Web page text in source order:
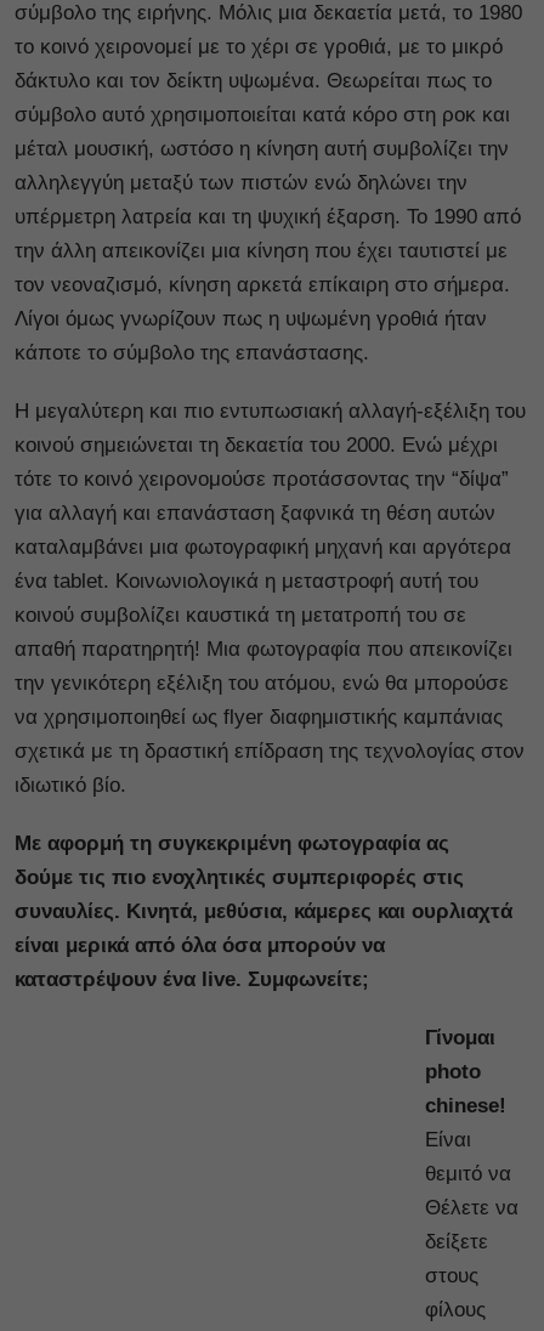
σύμβολο της ειρήνης. Μόλις μια δεκαετία μετά, το 1980
το κοινό χειρονομεί με το χέρι σε γροθιά, με το μικρό
δάκτυλο και τον δείκτη υψωμένα. Θεωρείται πως το
σύμβολο αυτό χρησιμοποιείται κατά κόρο στη ροκ και
μέταλ μουσική, ωστόσο η κίνηση αυτή συμβολίζει την
αλληλεγγύη μεταξύ των πιστών ενώ δηλώνει την
υπέρμετρη λατρεία και τη ψυχική έξαρση. Το 1990 από
την άλλη απεικονίζει μια κίνηση που έχει ταυτιστεί με
τον νεοναζισμό, κίνηση αρκετά επίκαιρη στο σήμερα.
Λίγοι όμως γνωρίζουν πως η υψωμένη γροθιά ήταν
κάποτε το σύμβολο της επανάστασης.
Η μεγαλύτερη και πιο εντυπωσιακή αλλαγή-εξέλιξη του
κοινού σημειώνεται τη δεκαετία του 2000. Ενώ μέχρι
τότε το κοινό χειρονομούσε προτάσσοντας την “δίψα”
για αλλαγή και επανάσταση ξαφνικά τη θέση αυτών
καταλαμβάνει μια φωτογραφική μηχανή και αργότερα
ένα tablet. Κοινωνιολογικά η μεταστροφή αυτή του
κοινού συμβολίζει καυστικά τη μετατροπή του σε
απαθή παρατηρητή! Μια φωτογραφία που απεικονίζει
την γενικότερη εξέλιξη του ατόμου, ενώ θα μπορούσε
να χρησιμοποιηθεί ως flyer διαφημιστικής καμπάνιας
σχετικά με τη δραστική επίδραση της τεχνολογίας στον
ιδιωτικό βίο.
Με αφορμή τη συγκεκριμένη φωτογραφία ας
δούμε τις πιο ενοχλητικές συμπεριφορές στις
συναυλίες. Κινητά, μεθύσια, κάμερες και ουρλιαχτά
είναι μερικά από όλα όσα μπορούν να
καταστρέψουν ένα live. Συμφωνείτε;
Γίνομαι
photo
chinese!
Είναι
θεμιτό να
Θέλετε να
δείξετε
στους
φίλους